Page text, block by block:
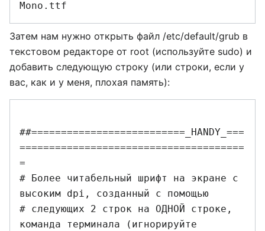
Затем нам нужно открыть файл /etc/default/grub в
текстовом редакторе от root (используйте sudo) и
добавить следующую строку (или строки, если у
вас, как и у меня, плохая память):
##==========================_HANDY_===
======================================
=
# Более читабельный шрифт на экране с
высоким dpi, созданный с помощью
# следующих 2 строк на ОДНОЙ строке,
команда терминала (игнорируйте